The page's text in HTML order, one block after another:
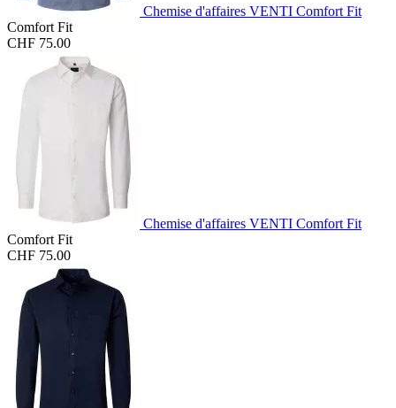
Chemise d'affaires VENTI Comfort Fit
Comfort Fit
CHF 75.00
Chemise d'affaires VENTI Comfort Fit
Comfort Fit
CHF 75.00